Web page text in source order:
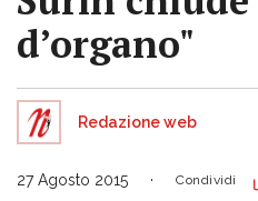
d’organo"
Redazione web
27 Agosto 2015 Condividi